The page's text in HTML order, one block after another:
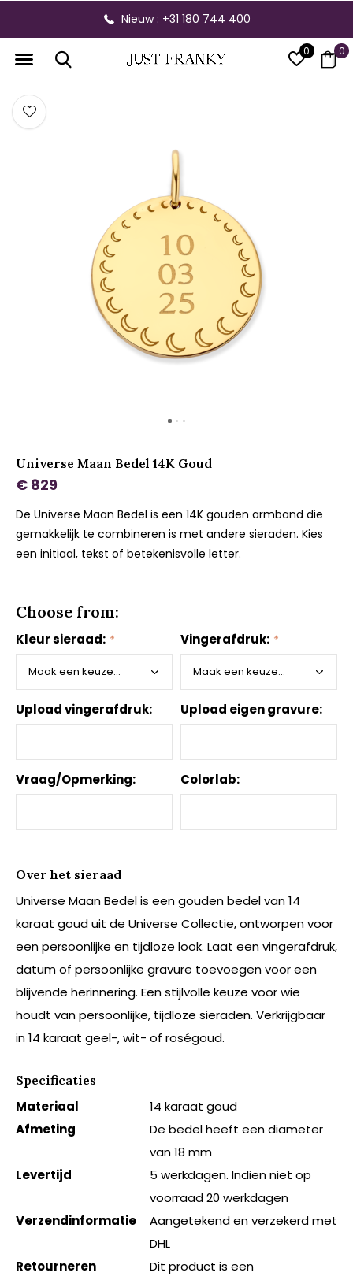
0 0
Nieuw : +31 180 744 400
Universe Maan Bedel 14K Goud
€ 829
De Universe Maan Bedel is een 14K gouden armband die
gemakkelijk te combineren is met andere sieraden. Kies
een initiaal, tekst of betekenisvolle letter.
Choose from:
Kleur sieraad: * Vingerafdruk: *
Upload vingerafdruk: Upload eigen gravure:
Vraag/Opmerking: Colorlab:
Over het sieraad
Universe Maan Bedel is een gouden bedel van 14
karaat goud uit de Universe Collectie, ontworpen voor
een persoonlijke en tijdloze look. Laat een vingerafdruk,
datum of persoonlijke gravure toevoegen voor een
blijvende herinnering. Een stijlvolle keuze voor wie
houdt van persoonlijke, tijdloze sieraden. Verkrijgbaar
in 14 karaat geel-, wit- of roségoud.
Specificaties
Materiaal
14 karaat goud
Afmeting
De bedel heeft een diameter
van 18 mm
Levertijd
5 werkdagen. Indien niet op
voorraad 20 werkdagen
Verzendinformatie
Aangetekend en verzekerd met
DHL
Retourneren
Dit product is een